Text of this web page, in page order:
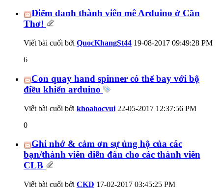
Điểm danh thành viên mê Arduino ở Cần
Thơ!
Viết bài cuối bởi QuocKhangSt44 19-08-2017 09:49:28 PM
6
Con quay hand spinner có thể bay với bộ
điều khiển arduino
Viết bài cuối bởi khoahocvui 22-05-2017 12:37:56 PM
0
Ghi nhớ & cảm ơn sự ủng hộ của các
bạn/thành viên diễn đàn cho các thành viên
CLB
Viết bài cuối bởi CKD 17-02-2017 03:45:25 PM